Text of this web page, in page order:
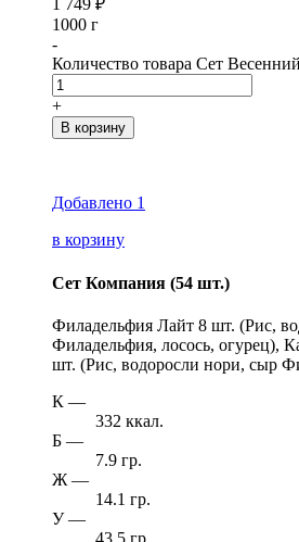
1 749 ₽
1000 г
-
Количество товара Сет
+
В корзину
Добавлено 1
в корзину
Сет Компания (54 шт.)
Филадельфия Лайт 8 шт. (Рис,
Филадельфия, лосось, огурец),
шт. (Рис, водоросли нори, сыр
К —
332 ккал.
Б —
7.9 гр.
Ж —
14.1 гр.
У—
43.5 гр.